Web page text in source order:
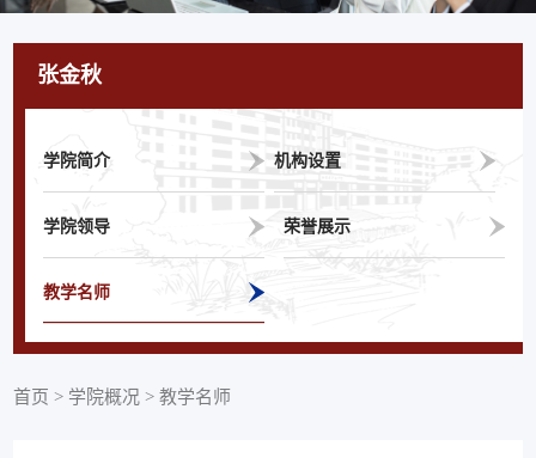
张金秋
学院简介 机构设置
学院领导 荣誉展示
教学名师
首页 > 学院概况 > 教学名师